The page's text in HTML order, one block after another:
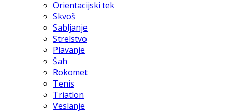
Orientacijski tek
Skvoš
Sabljanje
Strelstvo
Plavanje
Šah
Rokomet
Tenis
Triatlon
Veslanje